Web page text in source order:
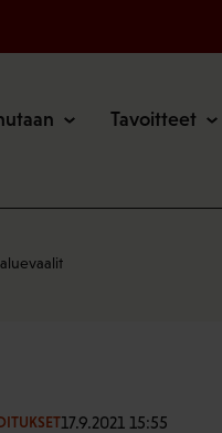
Tavoitteet
17.9.2021 15:55